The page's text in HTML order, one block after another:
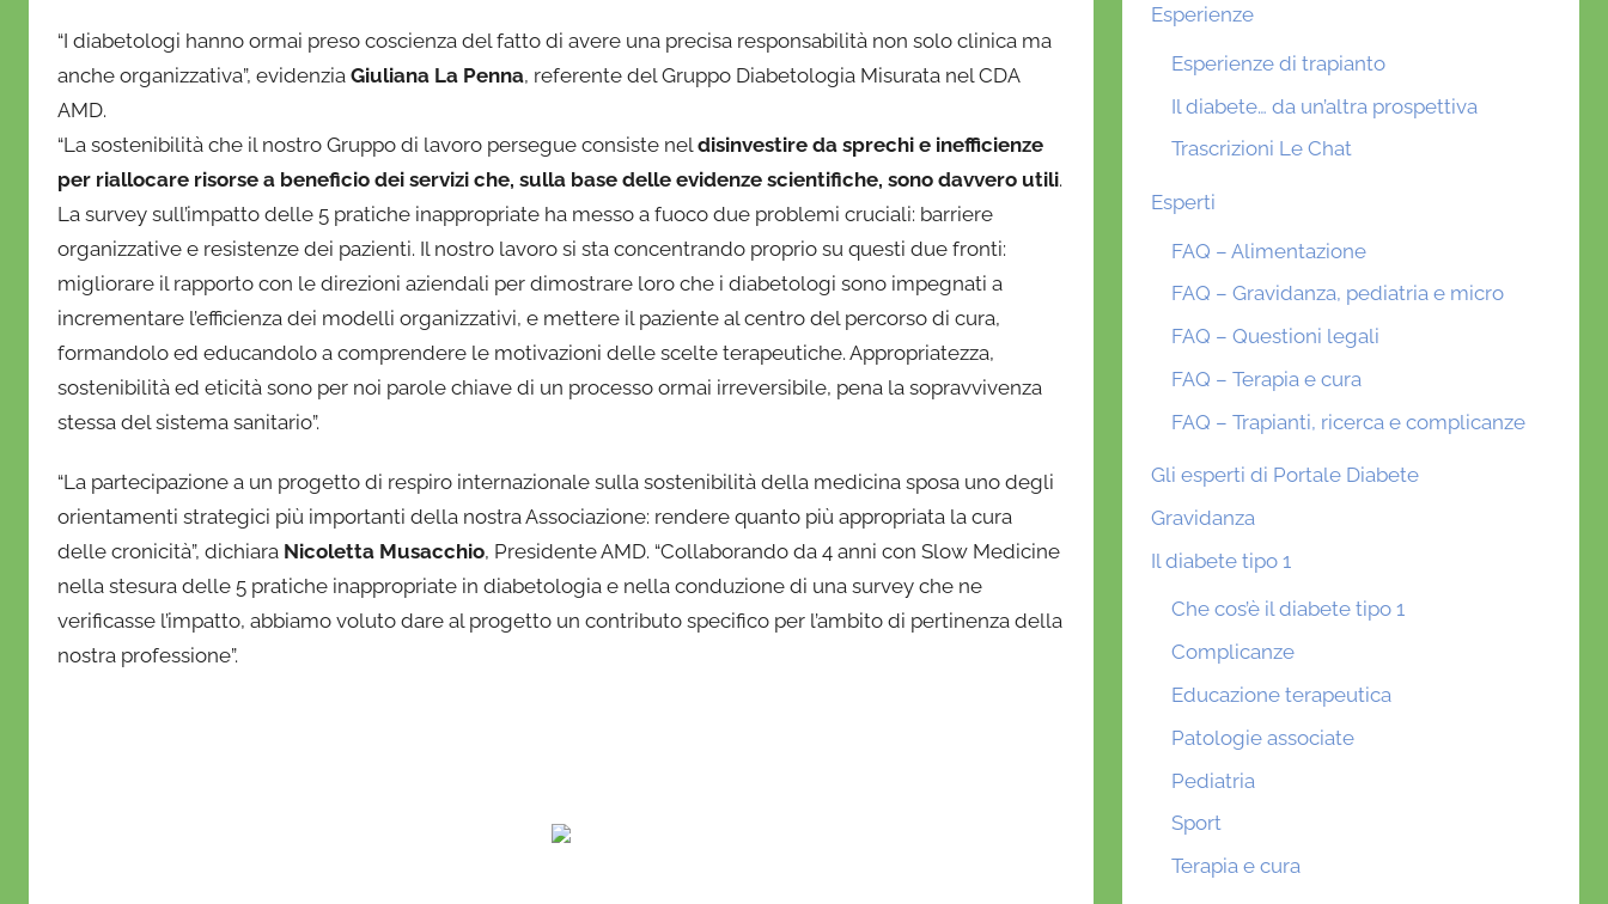
“I diabetologi hanno ormai preso coscienza del fatto di avere una precisa responsabilità non solo clinica ma
anche organizzativa”, evidenzia Giuliana La Penna, referente del Gruppo Diabetologia Misurata nel CDA
AMD.
“La sostenibilità che il nostro Gruppo di lavoro persegue consiste nel disinvestire da sprechi e inefficienze
per riallocare risorse a beneficio dei servizi che, sulla base delle evidenze scientifiche, sono davvero utili.
La survey sull’impatto delle 5 pratiche inappropriate ha messo a fuoco due problemi cruciali: barriere
organizzative e resistenze dei pazienti. Il nostro lavoro si sta concentrando proprio su questi due fronti:
migliorare il rapporto con le direzioni aziendali per dimostrare loro che i diabetologi sono impegnati a
incrementare l’efficienza dei modelli organizzativi, e mettere il paziente al centro del percorso di cura,
formandolo ed educandolo a comprendere le motivazioni delle scelte terapeutiche. Appropriatezza,
sostenibilità ed eticità sono per noi parole chiave di un processo ormai irreversibile, pena la sopravvivenza
stessa del sistema sanitario”.
“La partecipazione a un progetto di respiro internazionale sulla sostenibilità della medicina sposa uno degli
orientamenti strategici più importanti della nostra Associazione: rendere quanto più appropriata la cura
delle cronicità”, dichiara Nicoletta Musacchio, Presidente AMD. “Collaborando da 4 anni con Slow Medicine
nella stesura delle 5 pratiche inappropriate in diabetologia e nella conduzione di una survey che ne
verificasse l’impatto, abbiamo voluto dare al progetto un contributo specifico per l’ambito di pertinenza della
nostra professione”.
Esperienze
Esperienze di trapianto
Il diabete… da un’altra prospettiva
Trascrizioni Le Chat
Esperti
FAQ – Alimentazione
FAQ – Gravidanza, pediatria e micro
FAQ – Questioni legali
FAQ – Terapia e cura
FAQ – Trapianti, ricerca e complicanze
Gli esperti di Portale Diabete
Gravidanza
Il diabete tipo 1
Che cos’è il diabete tipo 1
Complicanze
Educazione terapeutica
Patologie associate
Pediatria
Sport
Terapia e cura